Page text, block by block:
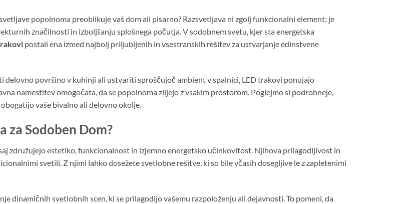
popolnoma preoblikuje vaš dom ali pisarno? Razsvetljava ni zgolj funkcionalni element; je
značilnosti in izboljšanju splošnega počutja. V sodobnem svetu, kjer sta energetska
postali ena izmed najbolj priljubljenih in vsestranskih rešitev za ustvarjanje edinstvene
delovno površino v kuhinji ali ustvariti sproščujoč ambient v spalnici, LED trakovi ponujajo
namestitev omogočata, da se popolnoma zlijejo z vsakim prostorom. Poglejmo si podrobneje,
vaše bivalno ali delovno okolje.
za Sodoben Dom?
združujejo estetiko, funkcionalnost in izjemno energetsko učinkovitost. Njihova prilagodljivost in
svetili. Z njimi lahko dosežete svetlobne rešitve, ki so bile včasih dosegljive le z zapletenimi
dinamičnih svetlobnih scen, ki se prilagodijo vašemu razpoloženju ali dejavnosti. To pomeni, da